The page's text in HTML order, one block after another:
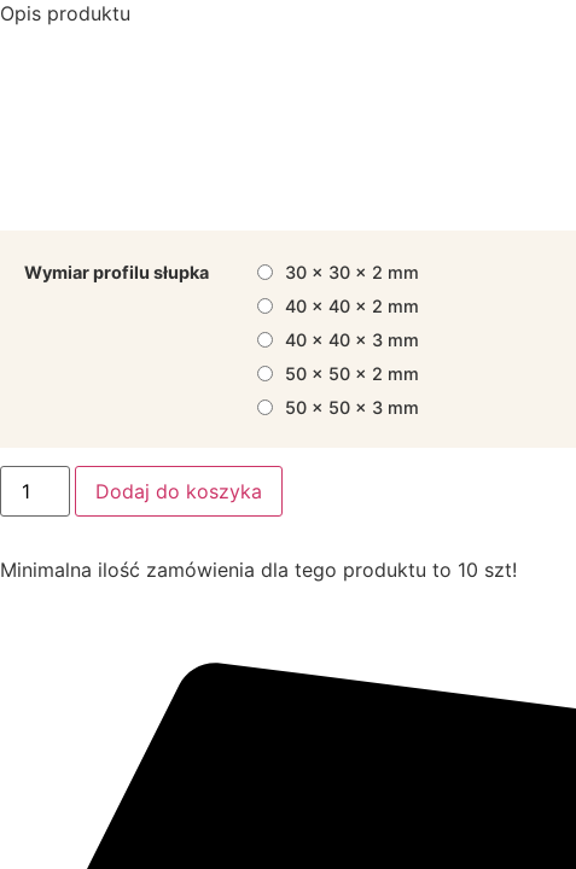
Opis produktu
Wymiar profilu słupka
30 x 30 x 2 mm
40 x 40 x 2 mm
40 x 40 x 3 mm
50 x 50 x 2 mm
50 x 50 x 3 mm
Dodaj do koszyka
Minimalna ilość zamówienia dla tego produktu to 10 szt!